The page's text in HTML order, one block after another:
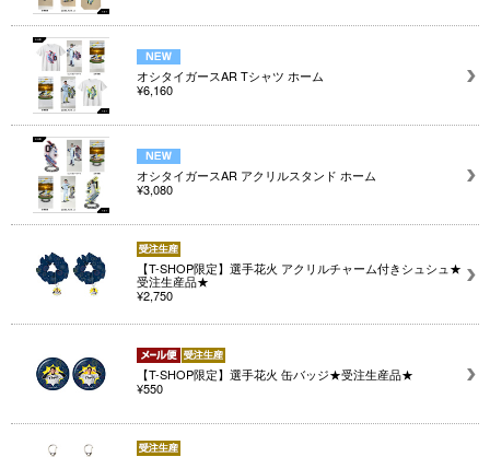
オシタイガースAR Tシャツ ホーム
¥6,160
オシタイガースAR アクリルスタンド ホーム
¥3,080
【T-SHOP限定】選手花火 アクリルチャーム付きシュシュ★
受注生産品★
¥2,750
【T-SHOP限定】選手花火 缶バッジ★受注生産品★
¥550